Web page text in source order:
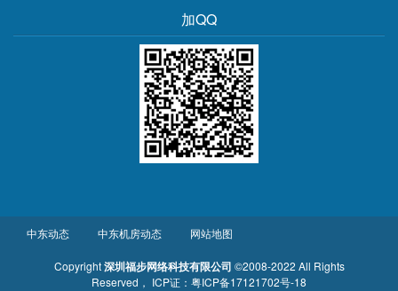
加QQ
中东动态 中东机房动态 网站地图
Copyright深圳福步网络科技有限公司 ©2008-2022 All Rights
Reserved ， ICP证： 粤ICP备17121702号-18